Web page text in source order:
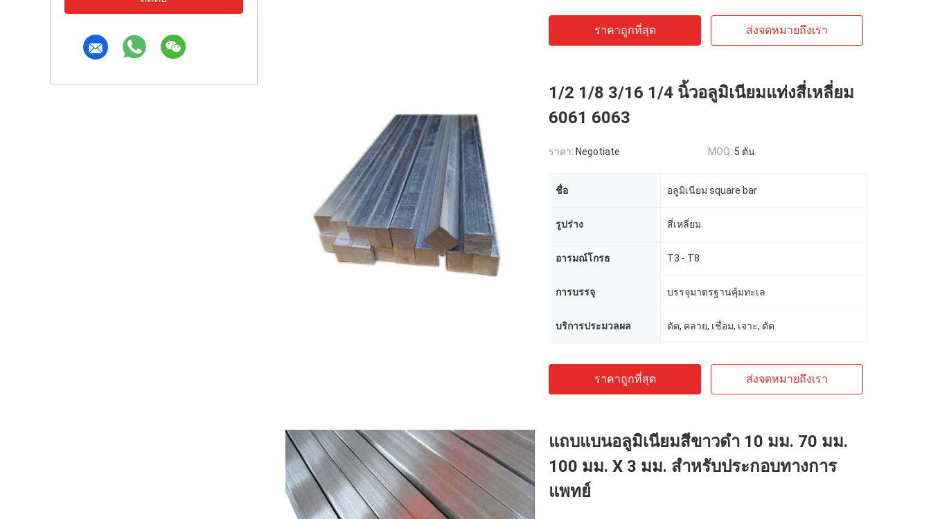
ราคาถูกที่สุด ส่งจดหมายถึงเรา
1/2 1/8 3/16 1/4 นิ้วอลูมิเนียมแท่งสี่เหลี่ยม
6061 6063
ราคา: Negotiate MOQ: 5 ตัน
ชื่อ อลูมิเนียม square bar
รูปร่าง สี่เหลี่ยม
อารมณ์โกรธ T3 - T8
การบรรจุ บรรจุมาตรฐานคุ้มทะเล
บริการประมวลผล ดัด, คลาย, เชื่อม, เจาะ, ตัด
ราคาถูกที่สุด ส่งจดหมายถึงเรา
แถบแบนอลูมิเนียมสีขาวดำ 10 มม. 70 มม.
100 มม. X 3 มม. สำหรับประกอบทางการ
แพทย์